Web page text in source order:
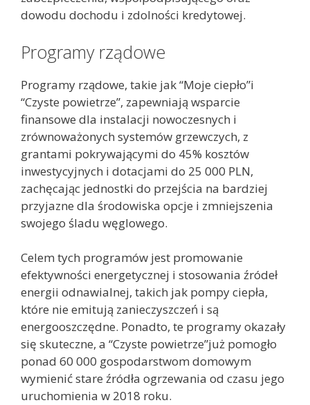
dowodu dochodu i zdolności kredytowej.
Programy rządowe
Programy rządowe, takie jak “Moje ciepło”i
“Czyste powietrze”, zapewniają wsparcie
finansowe dla instalacji nowoczesnych i
zrównoważonych systemów grzewczych, z
grantami pokrywającymi do 45% kosztów
inwestycyjnych i dotacjami do 25 000 PLN,
zachęcając jednostki do przejścia na bardziej
przyjazne dla środowiska opcje i zmniejszenia
swojego śladu węglowego.
Celem tych programów jest promowanie
efektywności energetycznej i stosowania źródeł
energii odnawialnej, takich jak pompy ciepła,
które nie emitują zanieczyszczeń i są
energooszczędne. Ponadto, te programy okazały
się skuteczne, a “Czyste powietrze”już pomogło
ponad 60 000 gospodarstwom domowym
wymienić stare źródła ogrzewania od czasu jego
uruchomienia w 2018 roku.